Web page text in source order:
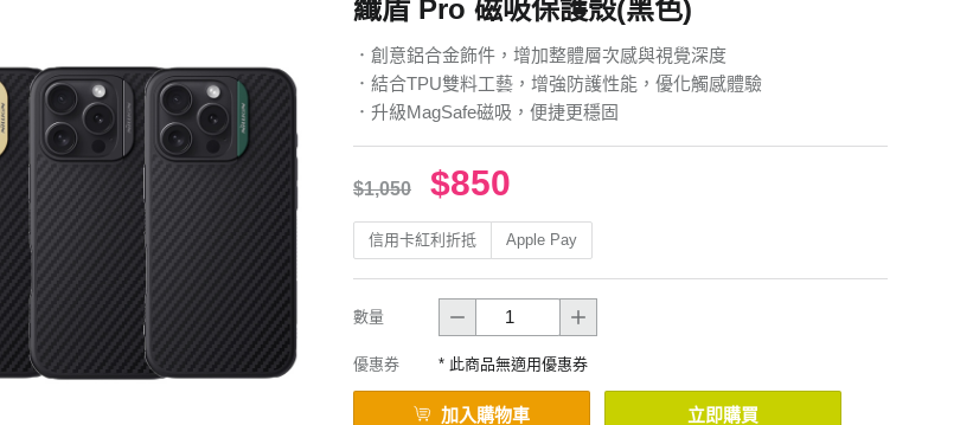
纖盾 Pro 磁吸保護殼(黑色)
．創意鋁合金飾件，增加整體層次感與視覺深度
．結合TPU雙料工藝，增強防護性能，優化觸感體驗
．升級MagSafe磁吸，便捷更穩固
$1,050 $850
信用卡紅利折抵 Apple Pay
數量
優惠券 * 此商品無適用優惠券
加入購物車 立即購買